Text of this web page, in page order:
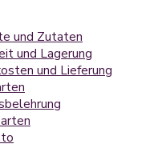
und Zutaten
und Lagerung
und Lieferung